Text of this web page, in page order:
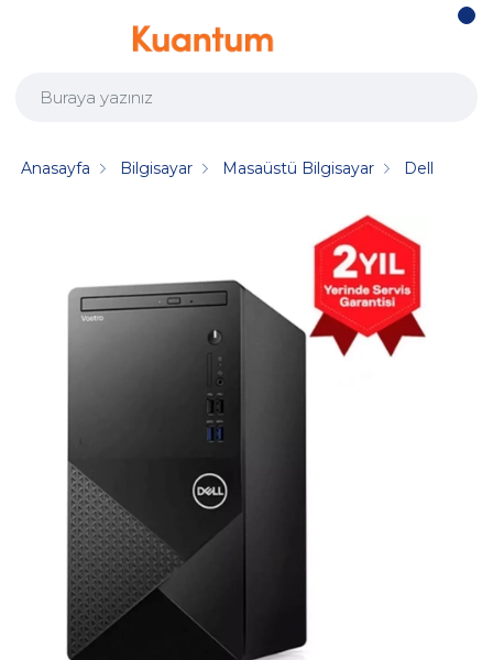
Anasayfa Bilgisayar Masaüstü Bilgisayar Dell